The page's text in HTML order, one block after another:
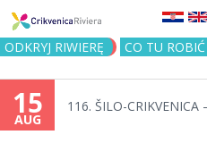
Jump to
ODKRYJ RIWIERĘ CO TU ROBIĆ
15
AUG
116. ŠILO-CRIKVENICA